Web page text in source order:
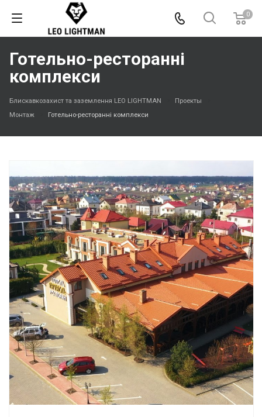
0
Готельно-ресторанні
комплекси
Блискавкозахист та заземлення LEO LIGHTMAN
Проекты
Монтаж
Готельно-ресторанні комплекси